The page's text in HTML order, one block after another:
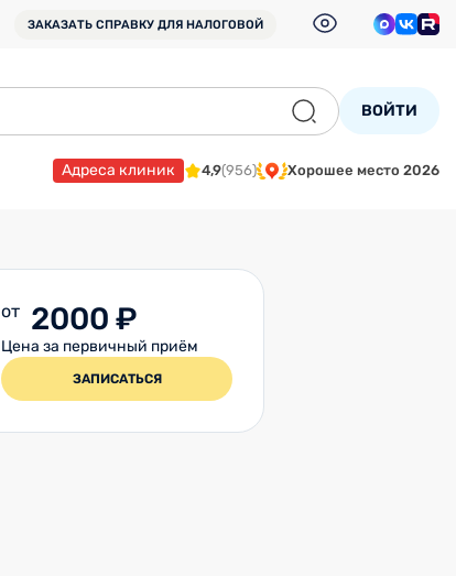
ЗАКАЗАТЬ СПРАВКУ ДЛЯ НАЛОГОВОЙ
ВОЙТИ
Адреса клиник 4,9(956) Хорошее место 2026
от 2000 ₽
Цена за первичный приём
ЗАПИСАТЬСЯ